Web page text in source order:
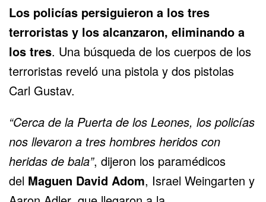
Los policías persiguieron a los tres
terroristas y los alcanzaron, eliminando a
los tres. Una búsqueda de los cuerpos de los
terroristas reveló una pistola y dos pistolas
Carl Gustav.
“Cerca de la Puerta de los Leones, los policías
nos llevaron a tres hombres heridos con
heridas de bala”, dijeron los paramédicos
del Maguen David Adom, Israel Weingarten y